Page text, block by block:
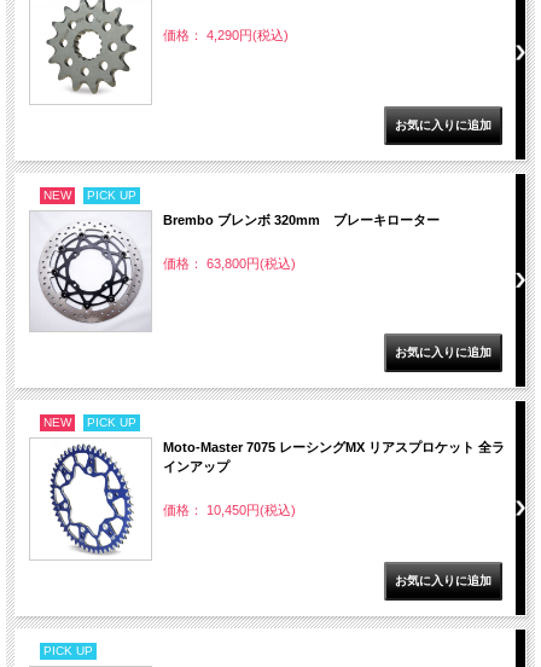
価格： 4,290円(税込)
NEW PICK UP
Brembo ブレンボ 320mm ブレーキローター
価格： 63,800円(税込)
NEW PICK UP
Moto-Master 7075 レーシングMX リアスプロケット 全ラ
インアップ
価格： 10,450円(税込)
PICK UP